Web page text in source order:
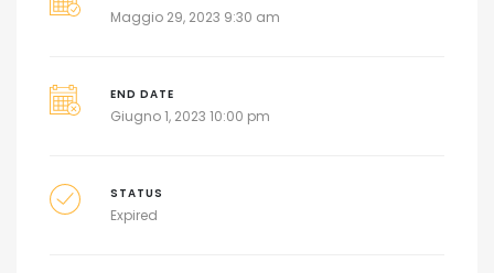
Maggio 29, 2023 9:30 am
END DATE
Giugno 1, 2023 10:00 pm
STATUS
Expired